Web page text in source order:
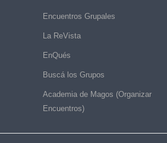
Encuentros Grupales
La ReVista
EnQués
Buscá los Grupos
Academia de Magos (Organizar
Encuentros)